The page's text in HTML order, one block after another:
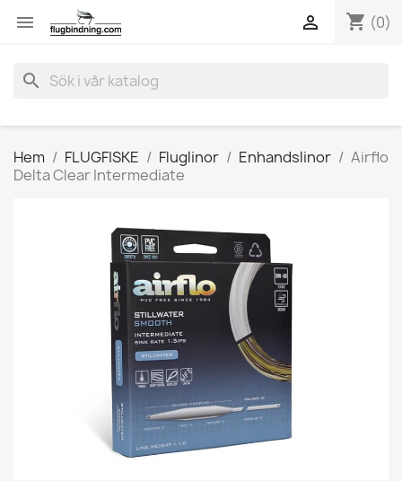
 shopping_cart (0)

search
Hem FLUGFISKE Fluglinor Enhandslinor
Airflo
Delta Clear Intermediate